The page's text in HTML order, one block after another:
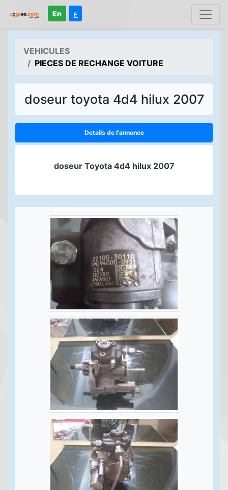
En ع
VEHICULES
PIECES DE RECHANGE VOITURE
doseur toyota 4d4 hilux 2007
Details de l'annonce
doseur Toyota 4d4 hilux 2007